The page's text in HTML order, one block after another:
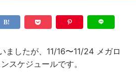
ましたが、11/16〜11/24 メガロ
スケジュールです。